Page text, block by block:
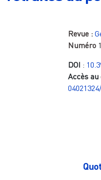
Revue :
Numéro
DOI :
Accès